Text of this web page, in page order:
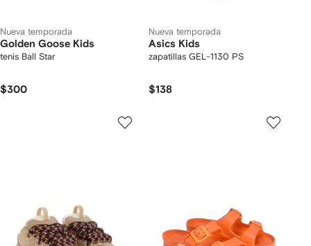
Nueva temporada
Golden Goose Kids
tenis Ball Star
$300
Nueva temporada
Asics Kids
zapatillas GEL-1130 PS
$138